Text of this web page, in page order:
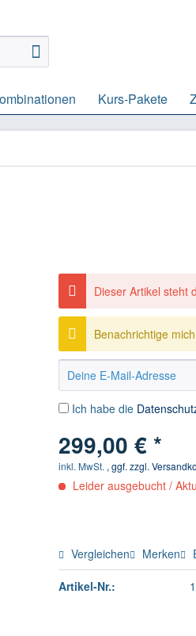
Kurs-Pakete
Dieser Artikel steht
Benachrichtige
Ich habe die
299,00 € *
inkl. MwSt. , ggf. zzgl.
Leider ausgebucht /
Vergleichen Merken
Artikel-Nr.: